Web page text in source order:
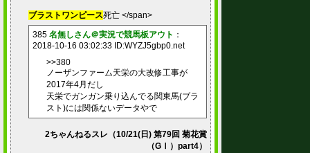
ブラストワンピース死亡 </span>
385 名無しさん＠実況で競馬板アウト ：
2018-10-16 03:02:33 ID:WYZJ5gbp0.net
>>380
ノーザンファーム天栄の大改修工事が
2017年4月だし
天栄でガンガン乗り込んでる関東馬(ブラ
スト)には関係ないデータやで
2ちゃんねるスレ（10/21(日) 第79回 菊花賞
（GⅠ）part4）